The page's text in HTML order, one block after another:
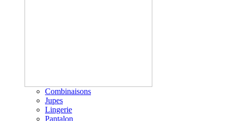
Combinaisons
Jupes
Lingerie
Pantalon